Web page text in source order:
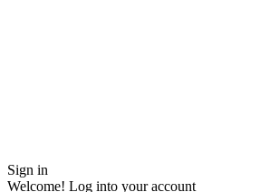
Sign in
Welcome! Log into your account